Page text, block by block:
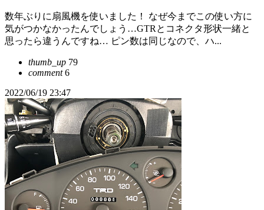
数年ぶりに扇風機を使いました！ なぜ今までこの使い方に
気がつかなかったんでしょう…GTRとコネクタ形状一緒と
思ったら違うんですね… ピン数は同じなので、ハ...
thumb_up 79
comment6
2022/06/19 23:47